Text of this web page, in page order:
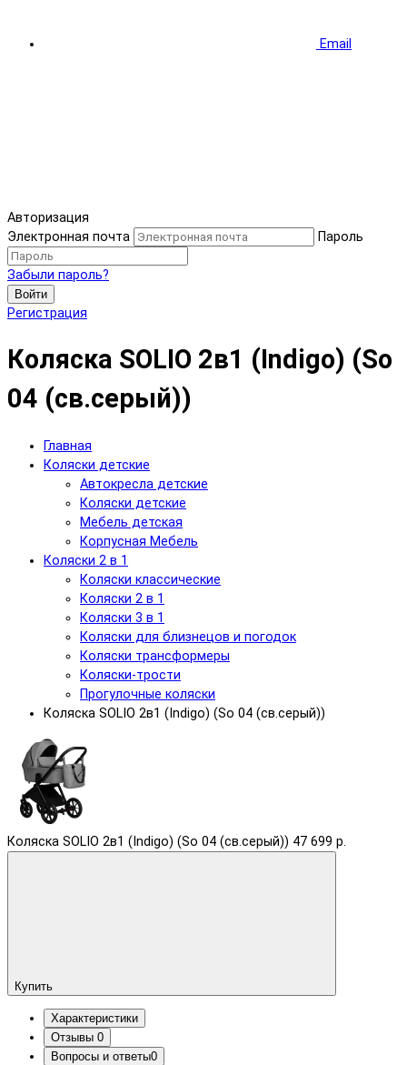
Email
Авторизация
Электронная почта
Пароль
Забыли пароль?
Войти
Регистрация
Коляска SOLIO 2в1 (Indigo) (So
04 (св.серый))
Главная
Коляски детские
Автокресла детские
Коляски детские
Мебель детская
Корпусная Мебель
Коляски 2 в 1
Коляски классические
Коляски 2 в 1
Коляски 3 в 1
Коляски для близнецов и погодок
Коляски трансформеры
Коляски-трости
Прогулочные коляски
Коляска SOLIO 2в1 (Indigo) (So 04 (св.серый))
Коляска SOLIO 2в1 (Indigo) (So 04 (св.серый)) 47 699 р.
Купить
Характеристики
Отзывы 0
Вопросы и ответы0